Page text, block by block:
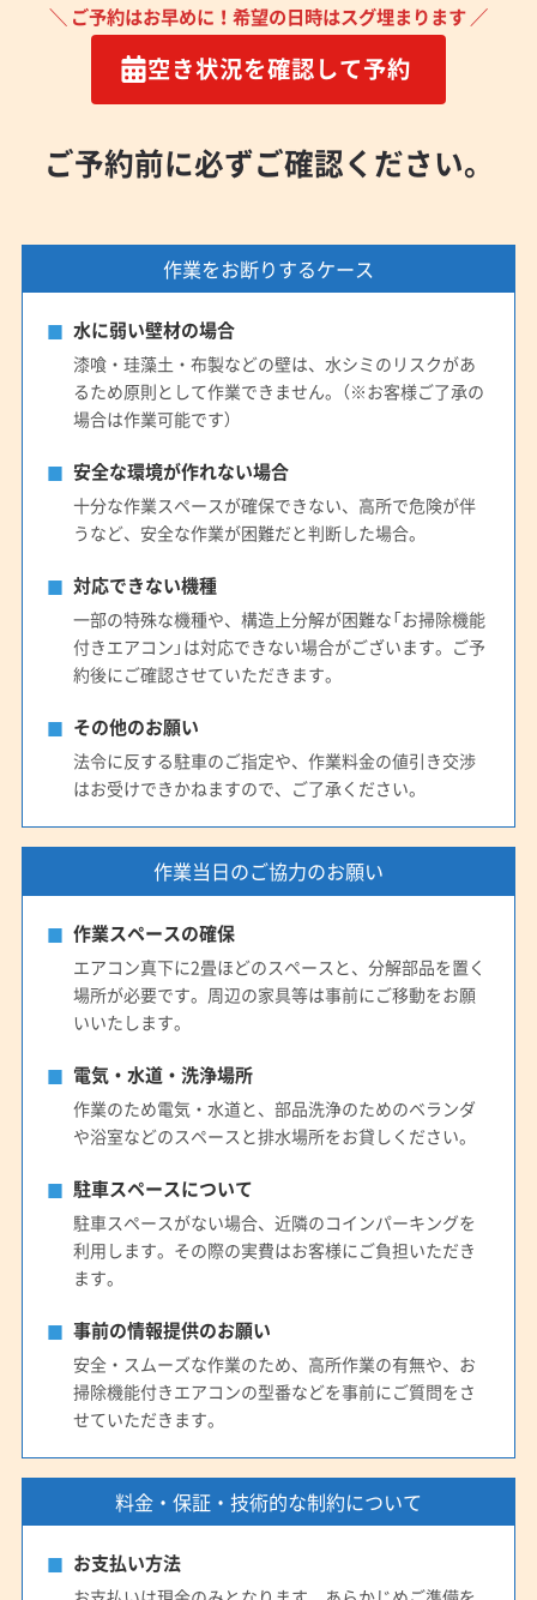
＼ ご予約はお早めに！希望の日時はスグ埋まります ／
空き状況を確認して予約
ご予約前に必ずご確認ください。
作業をお断りするケース
水に弱い壁材の場合
漆喰・珪藻土・布製などの壁は、水シミのリスクがあ
るため原則として作業できません。（※お客様ご了承の
場合は作業可能です）
安全な環境が作れない場合
十分な作業スペースが確保できない、高所で危険が伴
うなど、安全な作業が困難だと判断した場合。
対応できない機種
一部の特殊な機種や、構造上分解が困難な「お掃除機能
付きエアコン」は対応できない場合がございます。ご予
約後にご確認させていただきます。
その他のお願い
法令に反する駐車のご指定や、作業料金の値引き交渉
はお受けできかねますので、ご了承ください。
作業当日のご協力のお願い
作業スペースの確保
エアコン真下に2畳ほどのスペースと、分解部品を置く
場所が必要です。周辺の家具等は事前にご移動をお願
いいたします。
電気・水道・洗浄場所
作業のため電気・水道と、部品洗浄のためのベランダ
や浴室などのスペースと排水場所をお貸しください。
駐車スペースについて
駐車スペースがない場合、近隣のコインパーキングを
利用します。その際の実費はお客様にご負担いただき
ます。
事前の情報提供のお願い
安全・スムーズな作業のため、高所作業の有無や、お
掃除機能付きエアコンの型番などを事前にご質問をさ
せていただきます。
料金・保証・技術的な制約について
お支払い方法